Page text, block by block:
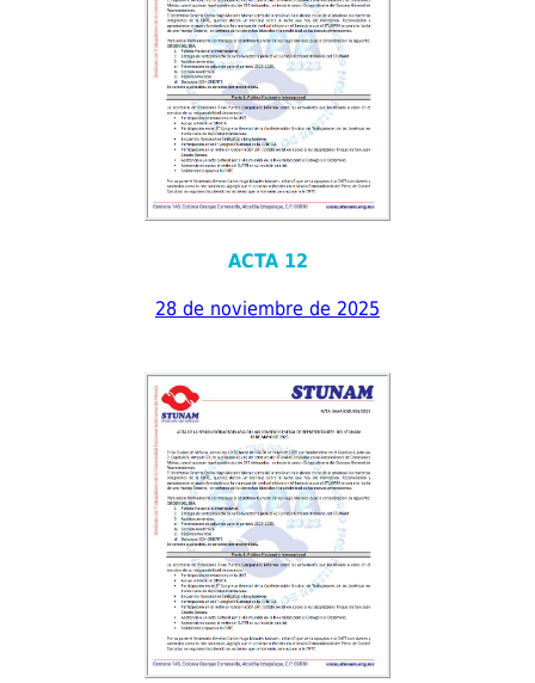
ACTA 12
28 de noviembre de 2025